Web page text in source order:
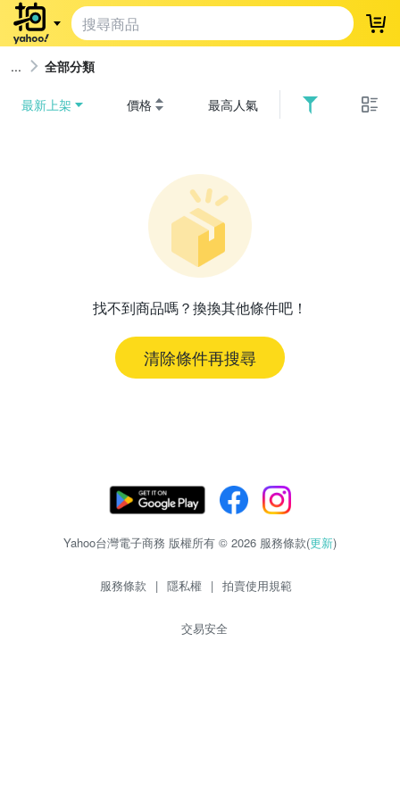
登
全部分類
最新上架 價格 最高人氣
找不到商品嗎？換換其他條件吧！
清除條件再搜尋
Yahoo台灣電子商務 版權所有 © 2026 服務條款(更新)
服務條款 | 隱私權 | 拍賣使用規範
交易安全